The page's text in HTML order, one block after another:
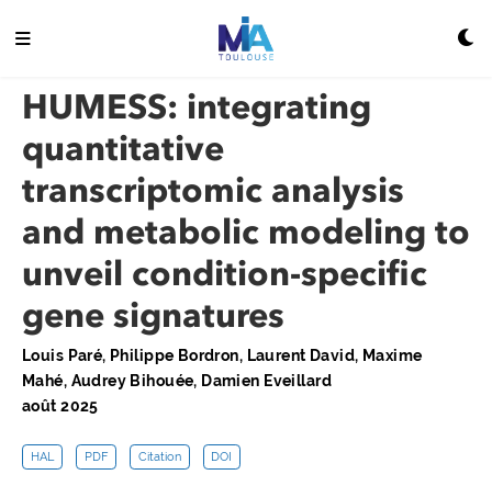
HUMESS: integrating
quantitative
transcriptomic analysis
and metabolic modeling to
unveil condition-specific
gene signatures
Louis Paré, Philippe Bordron, Laurent David, Maxime
Mahé, Audrey Bihouée, Damien Eveillard
août 2025
HAL PDF Citation DOI